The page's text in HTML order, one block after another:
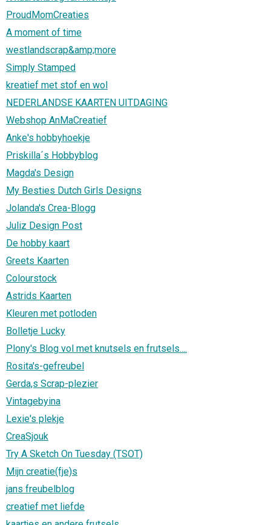
ProudMomCreaties
A moment of time
westlandscrap&amp;more
Simply Stamped
kreatief met stof en wol
NEDERLANDSE KAARTEN UITDAGING
Webshop AnMaCreatief
Anke's hobbyhoekje
Priskilla´s Hobbyblog
Magda's Design
My Besties Dutch Girls Designs
Jolanda's Crea-Blogg
Juliz Design Post
De hobby kaart
Greets Kaarten
Colourstock
Astrids Kaarten
Kleuren met potloden
Bolletje Lucky
Plony's Blog vol met knutsels en frutsels....
Rosita's-gefreubel
Gerda,s Scrap-plezier
Vintagebyina
Lexie's plekje
CreaSjouk
Try A Sketch On Tuesday (TSOT)
Mijn creatie(fje)s
jans freubelblog
creatief met liefde